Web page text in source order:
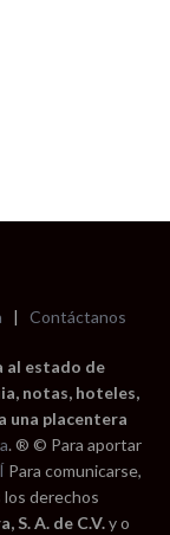
| Contáctanos
al estado de
notas, hoteles,
una placentera
. ® © Para aportar
Para comunicarse,
derechos
S. A. de C.V.y o